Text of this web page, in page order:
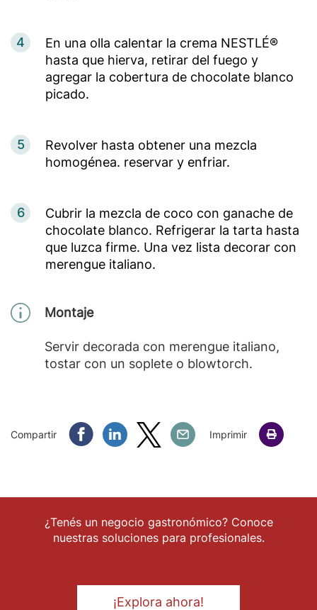
4
En una olla calentar la crema NESTLÉ®
hasta que hierva, retirar del fuego y
agregar la cobertura de chocolate blanco
picado.
5
Revolver hasta obtener una mezcla
homogénea. reservar y enfriar.
6
Cubrir la mezcla de coco con ganache de
chocolate blanco. Refrigerar la tarta hasta
que luzca firme. Una vez lista decorar con
merengue italiano.
Montaje
Servir decorada con merengue italiano,
tostar con un soplete o blowtorch.
Compartir Compartir Facebook
Compartir Linkedin
Compartir Twitter
Compartir Email
Imprimir
¿Tenés un negocio gastronómico? Conoce
nuestras soluciones para profesionales.
¡Explora ahora!